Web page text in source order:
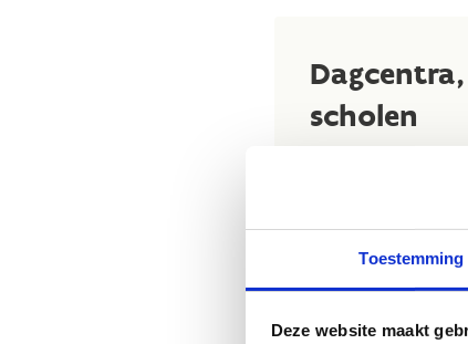
Toestemming
Deze website maakt
scholen
09.15u - 10.00u
10.00u - 11.50u
11.50u - 13.00u
13.00u - 14.50u